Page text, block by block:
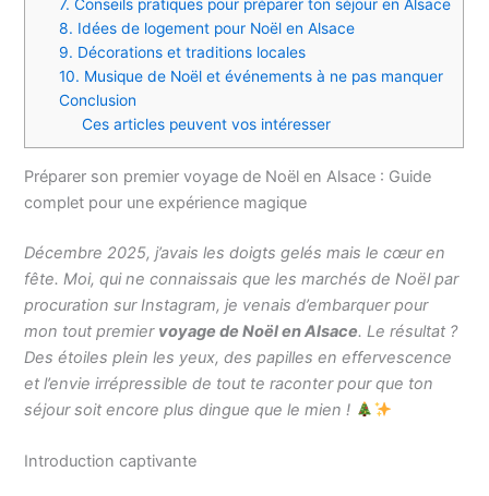
7. Conseils pratiques pour préparer ton séjour en Alsace
8. Idées de logement pour Noël en Alsace
9. Décorations et traditions locales
10. Musique de Noël et événements à ne pas manquer
Conclusion
Ces articles peuvent vos intéresser
Préparer son premier voyage de Noël en Alsace : Guide
complet pour une expérience magique
Décembre 2025, j’avais les doigts gelés mais le cœur en
fête. Moi, qui ne connaissais que les marchés de Noël par
procuration sur Instagram, je venais d’embarquer pour
mon tout premier voyage de Noël en Alsace. Le résultat ?
Des étoiles plein les yeux, des papilles en effervescence
et l’envie irrépressible de tout te raconter pour que ton
séjour soit encore plus dingue que le mien !
Introduction captivante